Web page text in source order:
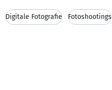
Digitale Fotografie Fotoshootings